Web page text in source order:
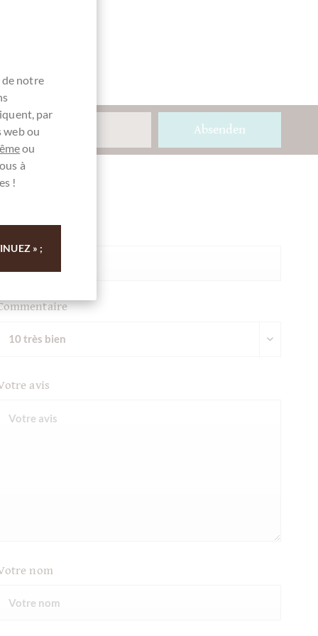
Absenden
avis
nom
de notre
par
web ou
ou
à
!
» ;